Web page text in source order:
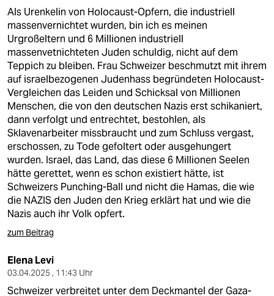
Als Urenkelin von Holocaust-Opfern, die industriell
massenvernichtet wurden, bin ich es meinen
Urgroßeltern und 6 Millionen industriell
massenvetnichteten Juden schuldig, nicht auf dem
Teppich zu bleiben. Frau Schweizer beschmutzt mit ihrem
auf israelbezogenen Judenhass begründeten Holocaust-
Vergleichen das Leiden und Schicksal von Millionen
Menschen, die von den deutschen Nazis erst schikaniert,
dann verfolgt und entrechtet, bestohlen, als
Sklavenarbeiter missbraucht und zum Schluss vergast,
erschossen, zu Tode gefoltert oder ausgehungert
wurden. Israel, das Land, das diese 6 Millionen Seelen
hätte gerettet, wenn es schon existiert hätte, ist
Schweizers Punching-Ball und nicht die Hamas, die wie
die NAZIS den Juden den Krieg erklärt hat und wie die
Nazis auch ihr Volk opfert.
zum Beitrag
Elena Levi
03.04.2025 , 11:43 Uhr
Schweizer verbreitet unter dem Deckmantel der Gaza-